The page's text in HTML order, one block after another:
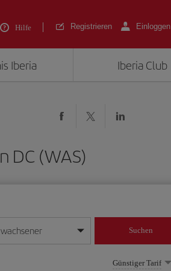
Hilfe Registrieren Einloggen
Iberia Iberia Club
DC (WAS)
Tag/Monat/Jahr ein
Suchen
Günstiger Tarif